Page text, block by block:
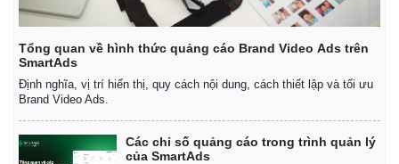
Tổng quan về hình thức quảng cáo Brand Video Ads trên
SmartAds
Định nghĩa, vị trí hiển thị, quy cách nội dung, cách thiết lập và tối ưu
Brand Video Ads.
Các chỉ số quảng cáo trong trình quản lý
của SmartAds